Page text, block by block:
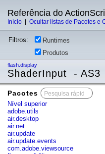
Referência do
Início Ocultar listas de Pacotes e
Filtros: Runtimes
Produtos
flash.display
ShaderInput - AS3
Pacotes
Nível superior
adobe.utils
air.desktop
air.net
air.update
air.update.events
com.adobe.viewsource